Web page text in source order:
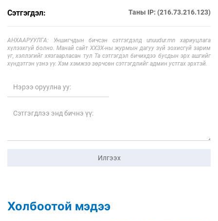
Сэтгэгдэл: Таны IP: (216.73.216.123)
АНХААРУУЛГА: Уншигчдын бичсэн сэтгэгдэлд unuudur.mn хариуцлага
хүлээхгүй болно. Манай сайт ХХЗХ-ны журмын дагуу зүй зохисгүй зарим
үг, хэллэгийг хязгаарласан тул Та сэтгэгдэл бичихдээ бусдын эрх ашгийг
хүндэтгэн үзнэ үү. Хэм хэмжээ зөрчсөн сэтгэгдлийг админ устгах эрхтэй.
Илгээх
Холбоотой мэдээ